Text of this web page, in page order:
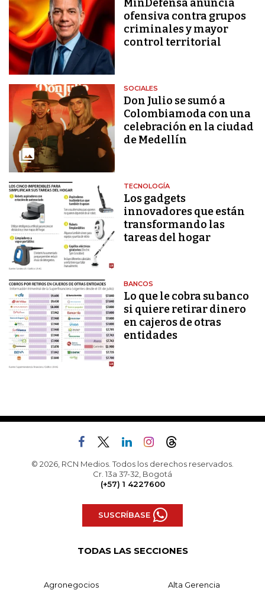
MinDefensa anuncia
ofensiva contra grupos
criminales y mayor
control territorial
SOCIALES
Don Julio se sumó a
Colombiamoda con una
celebración en la ciudad
de Medellín
TECNOLOGÍA
Los gadgets
innovadores que están
transformando las
tareas del hogar
BANCOS
Lo que le cobra su banco
si quiere retirar dinero
en cajeros de otras
entidades
© 2026, RCN Medios. Todos los derechos reservados.
Cr. 13a 37-32, Bogotá
(+57) 1 4227600
SUSCRÍBASE
TODAS LAS SECCIONES
Agronegocios Alta Gerencia